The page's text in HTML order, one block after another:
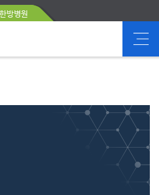
방병원